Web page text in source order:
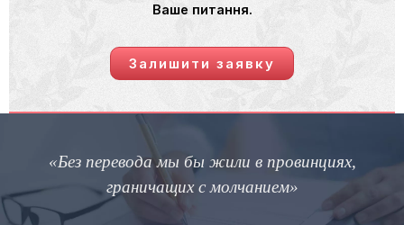
Ваше питання.
Залишити заявку
«Без перевода мы бы жили в провинциях,
граничащих с молчанием»